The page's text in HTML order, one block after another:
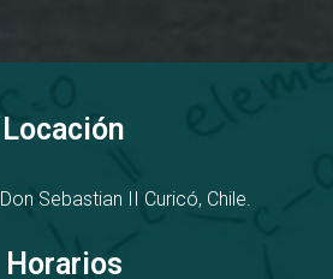
Locación
Don Sebastian II Curicó, Chile.
Horarios